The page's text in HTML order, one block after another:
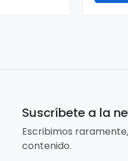
Suscríbete a la
Escribimos
contenido.